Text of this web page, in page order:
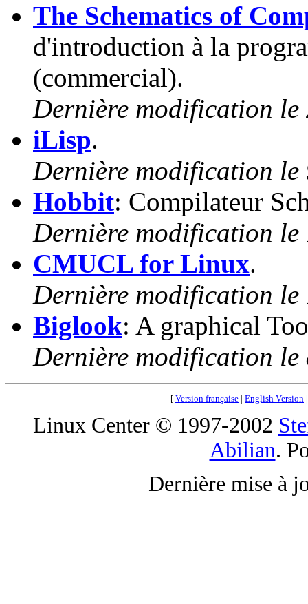
The Schematics of
d'introduction à la
(commercial).
Dernière modification le
iLisp.
Dernière modification le
Hobbit: Compilateur
Dernière modification le
CMUCL for Linux.
Dernière modification le
Biglook: A graphical
Dernière modification le
[ Version française | English Version
Linux Center © 1997-2002
Abilian.
Dernière mise à